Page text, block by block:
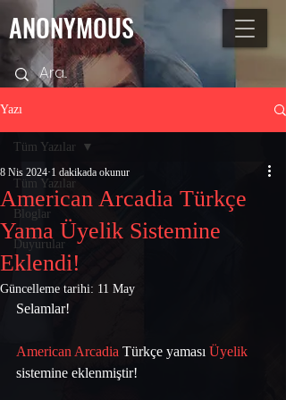
ANONYMOUS
Yazı
Tüm Yazılar
Bloglar
Duyurular
Tüm Yazılar
American Arcadia Türkçe
Yama Üyelik Sistemine
Eklendi!
8 Nis 2024 1 dakikada okunur
Güncelleme tarihi: 11 May
Selamlar!
American Arcadia Türkçe yaması Üyelik
sistemine eklenmiştir!